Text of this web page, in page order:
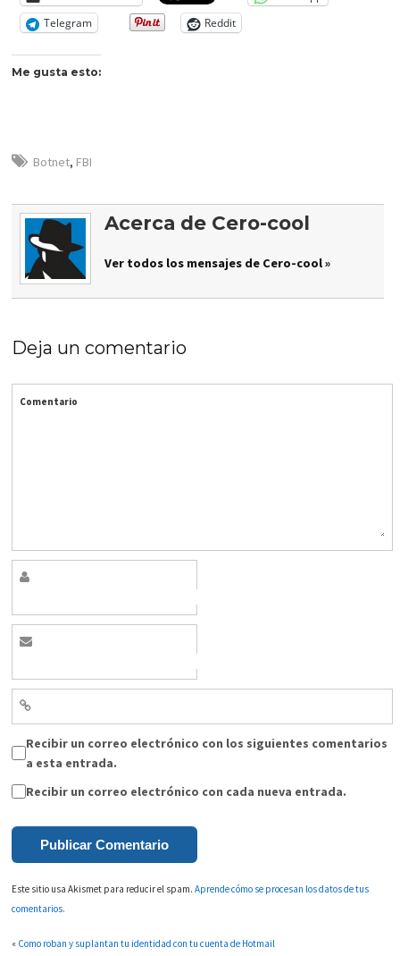
Telegram
Reddit
Me gusta esto:
Botnet, FBI
Acerca de Cero-cool
Ver todos los mensajes de Cero-cool »
Deja un comentario
Comentario
Recibir un correo electrónico con los siguientes comentarios
a esta entrada.
Recibir un correo electrónico con cada nueva entrada.
Este sitio usa Akismet para reducir el spam.Aprende cómo se procesan los datos de tus
comentarios.
« Como roban y suplantan tu identidad con tu cuenta de Hotmail